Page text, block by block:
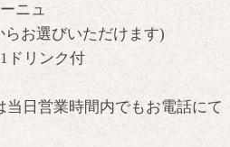
ニュ
お選びいただけます)
ドリンク付
日営業時間内でもお電話にて